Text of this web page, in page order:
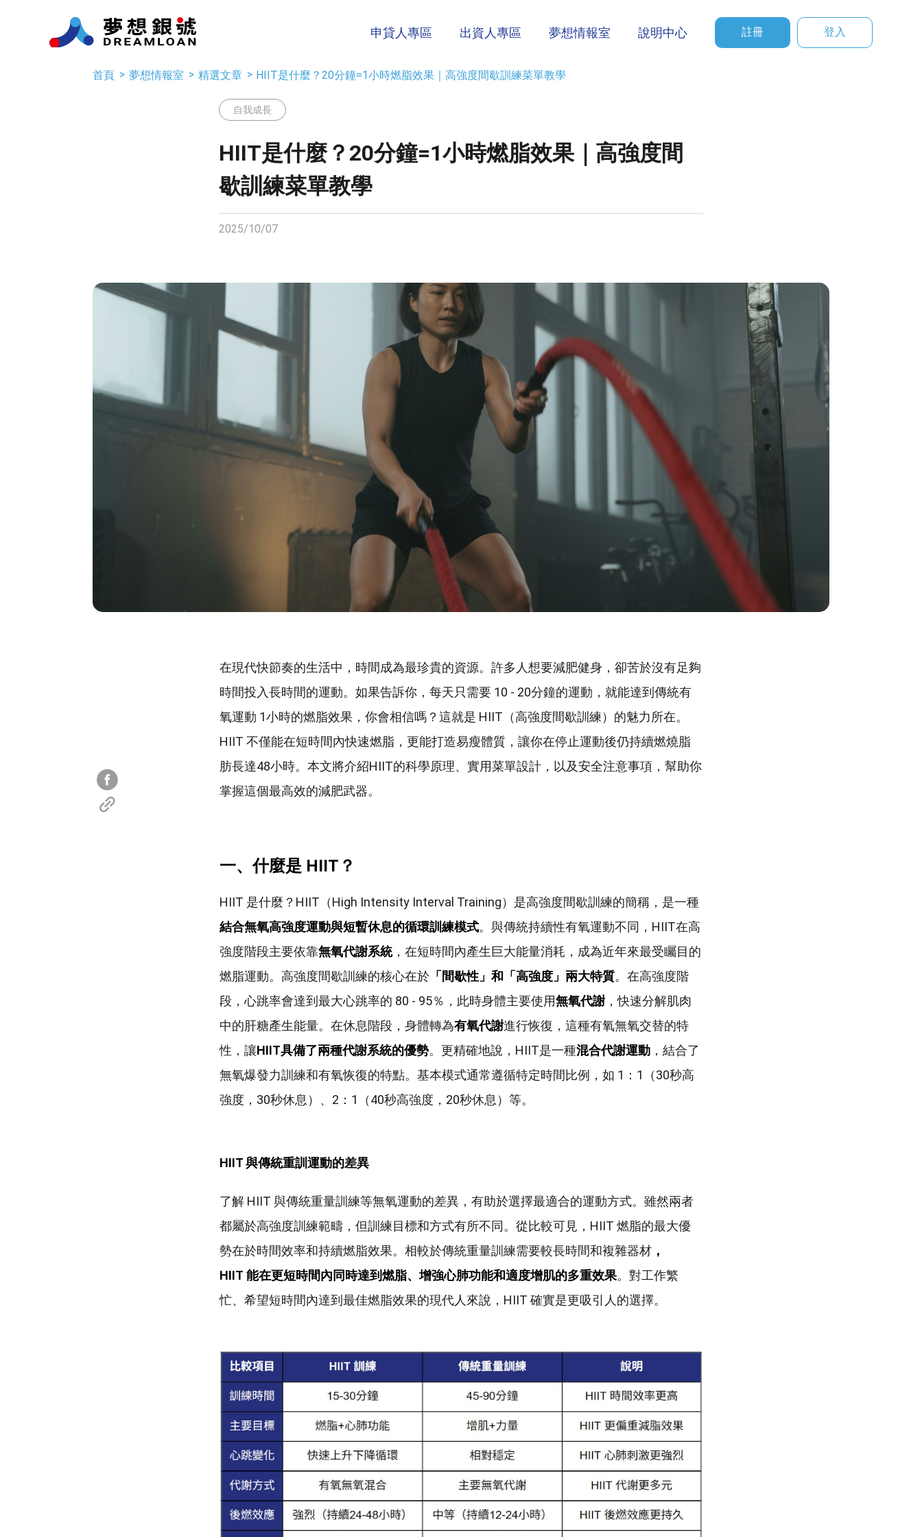
申貸人專區 出資人專區 夢想情報室 說明中心 註冊 登入
首頁 夢想情報室 精選文章 HIIT是什麼？20分鐘=1小時燃脂效果｜高強度間歇訓練菜單教學
自我成長
HIIT是什麼？20分鐘=1小時燃脂效果｜高強度間
歇訓練菜單教學
2025/10/07
在現代快節奏的生活中，時間成為最珍貴的資源。許多人想要減肥健身，卻苦於沒有足夠
時間投入長時間的運動。如果告訴你，每天只需要 10 - 20分鐘的運動，就能達到傳統有
氧運動 1小時的燃脂效果，你會相信嗎？這就是 HIIT（高強度間歇訓練）的魅力所在。
HIIT 不僅能在短時間內快速燃脂，更能打造易瘦體質，讓你在停止運動後仍持續燃燒脂
肪長達48小時。本文將介紹HIIT的科學原理、實用菜單設計，以及安全注意事項，幫助你
掌握這個最高效的減肥武器。
一、什麼是 HIIT ？
HIIT 是什麼？HIIT（High Intensity Interval Training）是高強度間歇訓練的簡稱，是一種
結合無氧高強度運動與短暫休息的循環訓練模式。與傳統持續性有氧運動不同，HIIT在高
強度階段主要依靠無氧代謝系統，在短時間內產生巨大能量消耗，成為近年來最受矚目的
燃脂運動。高強度間歇訓練的核心在於 「間歇性」和「高強度」兩大特質。在高強度階
段，心跳率會達到最大心跳率的 80 - 95％，此時身體主要使用無氧代謝，快速分解肌肉
中的肝糖產生能量。在休息階段，身體轉為有氧代謝進行恢復，這種有氧無氧交替的特
性，讓HIIT具備了兩種代謝系統的優勢。更精確地說，HIIT是一種混合代謝運動 ，結合了
無氧爆發力訓練和有氧恢復的特點。基本模式通常遵循特定時間比例，如 1：1（30秒高
強度，30秒休息）、2：1（40秒高強度，20秒休息）等。
HIIT與傳統重訓運動的差異
了解 HIIT 與傳統重量訓練等無氧運動的差異，有助於選擇最適合的運動方式。雖然兩者
都屬於高強度訓練範疇，但訓練目標和方式有所不同。從比較可見，HIIT 燃脂的最大優
勢在於時間效率和持續燃脂效果。相較於傳統重量訓練需要較長時間和複雜器材 ，
HIIT 能在更短時間內同時達到燃脂、增強心肺功能和適度增肌的多重效果。對工作繁
忙、希望短時間內達到最佳燃脂效果的現代人來說，HIIT 確實是更吸引人的選擇。